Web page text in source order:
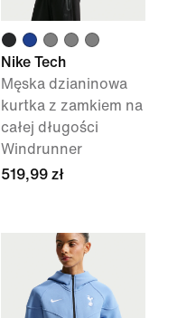
Nike Tech
Męska dzianinowa
kurtka z zamkiem na
całej długości
Windrunner
519,99 zł